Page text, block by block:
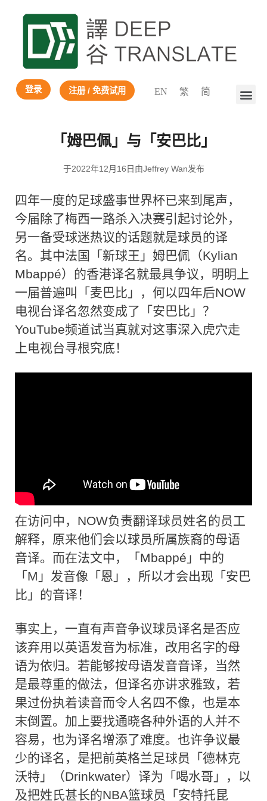
登录 注册 / 免费试用 EN 繁 简
「姆巴佩」与「安巴比」
于2022年12月16日由Jeffrey Wan发布
四年一度的足球盛事世界杯已来到尾声，
今届除了梅西一路杀入决赛引起讨论外，
另一备受球迷热议的话题就是球员的译
名。其中法国「新球王」姆巴佩（Kylian
Mbappé）的香港译名就最具争议，明明上
一届普遍叫「麦巴比」，何以四年后NOW
电视台译名忽然变成了「安巴比」？
YouTube频道试当真就对这事深入虎穴走
上电视台寻根究底！
在访问中，NOW负责翻译球员姓名的员工
解释，原来他们会以球员所属族裔的母语
音译。而在法文中，「Mbappé」中的
「M」发音像「恩」，所以才会出现「安巴
比」的音译！
事实上，一直有声音争议球员译名是否应
该弃用以英语发音为标准，改用名字的母
语为依归。若能够按母语发音音译，当然
是最尊重的做法，但译名亦讲求雅致，若
果过份执着读音而令人名四不像，也是本
末倒置。加上要找通晓各种外语的人并不
容易，也为译名增添了难度。也许争议最
少的译名，是把前英格兰足球员「德林克
沃特」（Drinkwater）译为「喝水哥」，以
及把姓氏甚长的NBA篮球员「安特托昆